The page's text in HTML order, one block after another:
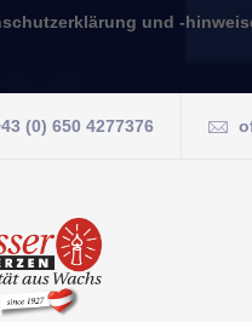
und -
(0) 650 4277376